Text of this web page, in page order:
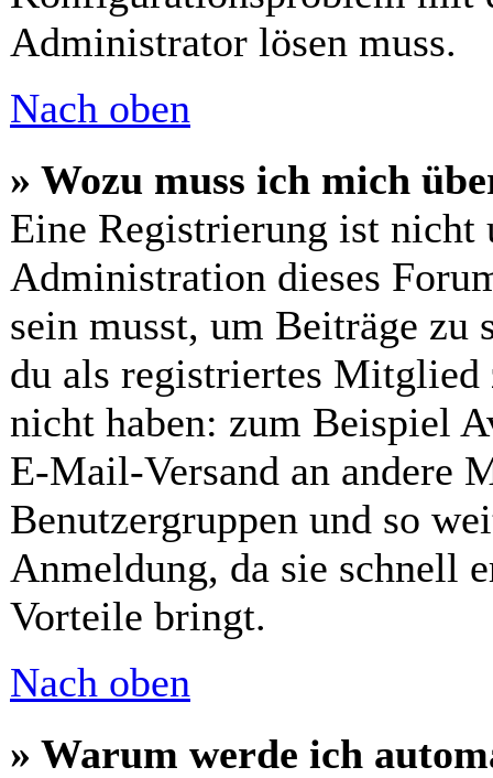
Administrator lösen muss.
Nach oben
» Wozu muss ich mich
Eine Registrierung ist
Administration dieses
sein musst, um Beiträge zu
du als registriertes Mitglied
nicht haben: zum Beispiel
E-Mail-Versand an andere
Benutzergruppen und so
Anmeldung, da sie schnell
Vorteile bringt.
Nach oben
» Warum werde ich